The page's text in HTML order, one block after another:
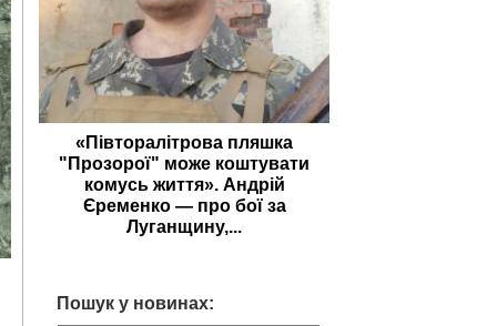
«Півторалітрова пляшка
"Прозорої" може коштувати
комусь життя». Андрій
Єременко — про бої за
Луганщину,...
Пошук у новинах: